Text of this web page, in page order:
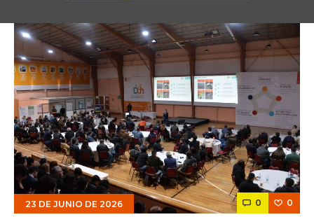
23 DE JUNIO DE 2026 0 0